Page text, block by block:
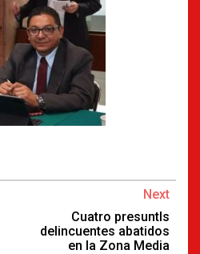
Next
Cuatro presuntls
delincuentes abatidos
en la Zona Media